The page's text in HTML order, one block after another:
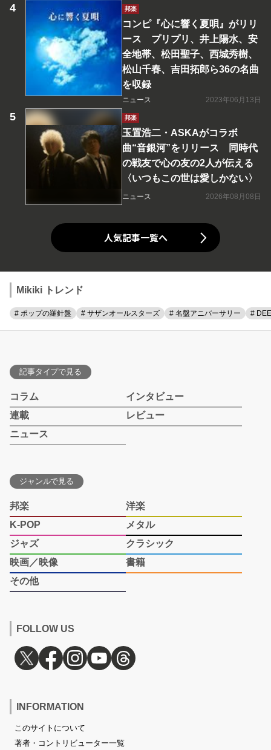
邦楽
コンピ『心に響く夏唄』がリリ
ース プリプリ、井上陽水、安
全地帯、松田聖子、西城秀樹、
松山千春、吉田拓郎ら36の名曲
を収録
ニュース 2023年06月13日
邦楽
玉置浩二・ASKAがコラボ
曲“音銀河”をリリース 同時代
の戦友で心の友の2人が伝える
〈いつもこの世は愛しかない〉
ニュース 2026年08月08日
人気記事一覧へ
Mikiki トレンド
# ポップの羅針盤 # サザンオールスターズ # 名盤アニバーサリー #
記事タイプで見る
コラム
インタビュー
連載
レビュー
ニュース
ジャンルで見る
邦楽
洋楽
K-POP
メタル
ジャズ
クラシック
映画／映像
書籍
その他
FOLLOW US
INFORMATION
このサイトについて
著者・コントリビューター一覧